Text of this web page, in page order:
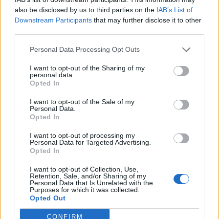
also be disclosed by us to third parties on the IAB’s List of
Downstream Participants that may further disclose it to other
Personal Data Processing Opt Outs
I want to opt-out of the Sharing of my
personal data.
Opted In
I want to opt-out of the Sale of my
Personal Data.
Opted In
I want to opt-out of processing my
Personal Data for Targeted Advertising.
Opted In
I want to opt-out of Collection, Use,
Retention, Sale, and/or Sharing of my
Personal Data that Is Unrelated with the
Purposes for which it was collected.
Opted Out
CONFIRM
17 Lorenco Zela Posada 12
Alessandro Manca Abbasanta